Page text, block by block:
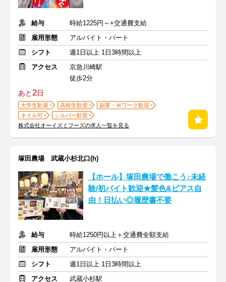
給与
時給1225円～+交通費支給
雇用形態
アルバイト・パート
シフト
週1日以上 1日3時間以上
アクセス
京急川崎駅
徒歩2分
あと2日
大学生歓迎 高校生歓迎
副業・Ｗワーク歓迎
ネイル可
シルバー歓迎
株式会社オーイズミフーズの求人一覧を見る
塚田農場 武蔵小杉北口(h)
【ホール】塚田農場で働こう♪未経
験/初バイト歓迎★髪色&ピアス自
由！日払い◎履歴書不要
給与
時給1250円以上＋交通費全額支給
雇用形態
アルバイト・パート
シフト
週1日以上 1日3時間以上
アクセス
武蔵小杉駅